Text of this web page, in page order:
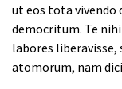
ut eos tota vivendo
democritum. Te
labores liberavisse,
atomorum, nam